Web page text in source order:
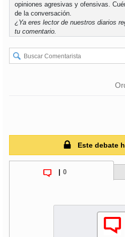
opiniones agresivas y ofensivas.
de la conversación.
¿Ya eres lector de nuestros diarios
tu comentario.
Este debate
| 0